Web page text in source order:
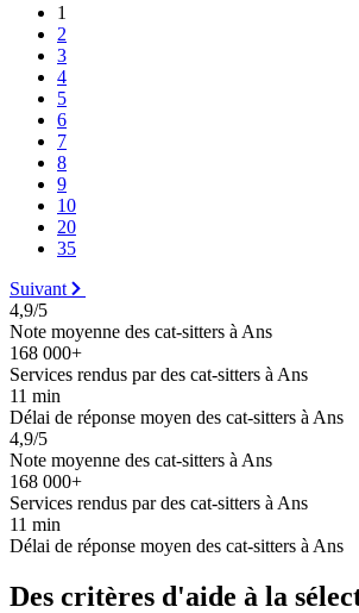
1
2
3
4
5
6
7
8
9
10
20
35
Suivant
4,9/5
Note moyenne des cat-sitters à Ans
168 000+
Services rendus par des cat-sitters à Ans
11 min
Délai de réponse moyen des cat-sitters à Ans
4,9/5
Note moyenne des cat-sitters à Ans
168 000+
Services rendus par des cat-sitters à Ans
11 min
Délai de réponse moyen des cat-sitters à Ans
Des critères d'aide à la